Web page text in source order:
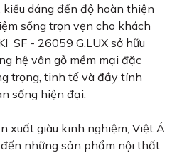
dáng đến độ hoàn thiện
sống trọn vẹn cho khách
SF - 26059 G.LUX sở hữu
hệ vân gỗ mềm mại đặc
trọng, tinh tế và đầy tính
sống hiện đại.
xuất giàu kinh nghiệm, Việt Á
những sản phẩm nội thất